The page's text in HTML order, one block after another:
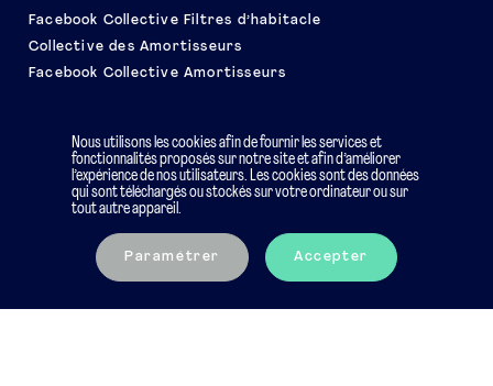
Facebook Collective Filtres d’habitacle
Collective des Amortisseurs
Facebook Collective Amortisseurs
Mentions légales Charte éthique
Nous utilisons les cookies afin de fournir les services et
fonctionnalités proposés sur notre site et afin d’améliorer
l’expérience de nos utilisateurs. Les cookies sont des données
qui sont téléchargés ou stockés sur votre ordinateur ou sur
tout autre appareil.
Paramétrer Accepter